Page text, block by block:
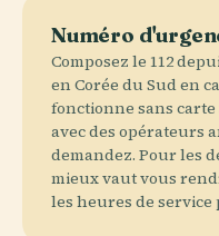
Numéro
Composez le 112
en Corée du Sud en
fonctionne sans
avec des opérateurs
demandez. Pour les
mieux vaut vous
les heures de